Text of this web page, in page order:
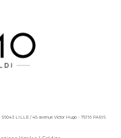
59043 LILLE / 45 avenue Victor Hugo - 75116 PARIS